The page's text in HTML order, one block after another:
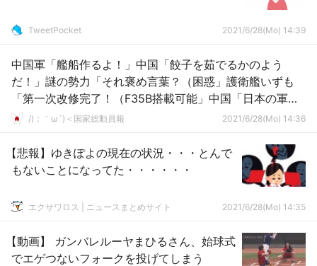
TweetPocket 2021/6/28(Mo) 14:39
中国軍「艦船作るよ！」中国「餃子を茹でるかのよう
だ！」謎の勢力「それ褒め言葉？（困惑」護衛艦いずも
「第一次改修完了！（F35B搭載可能」中国「日本の軍事
力は脅威！」→
/)；｀ω´)＜国家総動員報 2021/6/28(Mo) 14:36
【悲報】ゆきぽよの現在の状況・・・とんで
もないことになってた・・・・・・
エクサワロス | ニュースまとめサイト 2021/6/28(Mo) 14:35
【動画】 ガンバレルーヤまひるさん、始球式
でエゲつないフォークを投げてしまう